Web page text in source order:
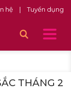
hệ | Tuyển dụng
THÁNG 2